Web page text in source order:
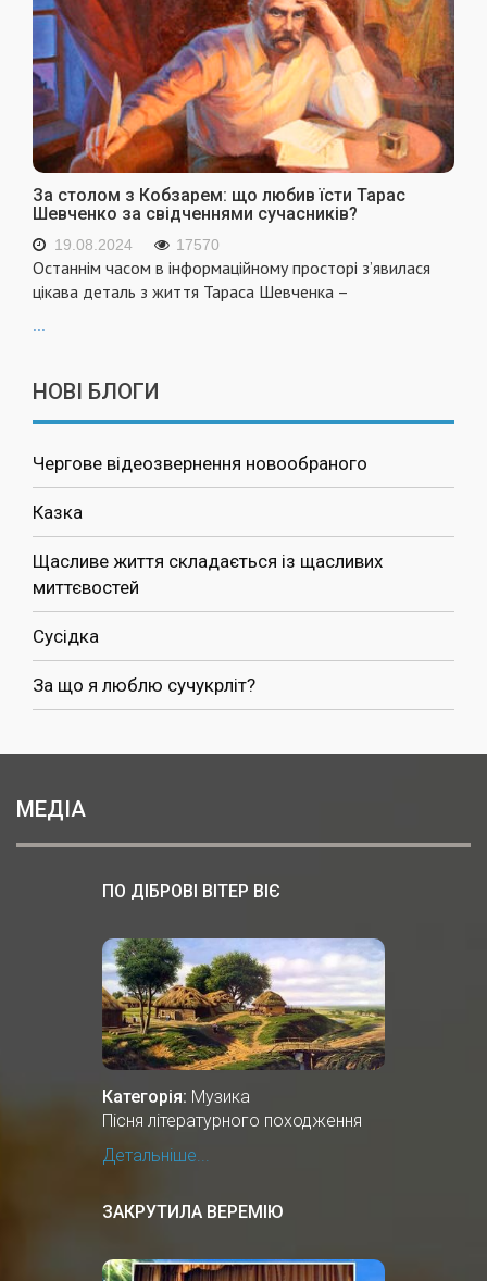
За столом з Кобзарем: що любив їсти Тарас
Шевченко за свідченнями сучасників?
19.08.2024 17570
Останнім часом в інформаційному просторі з’явилася
цікава деталь з життя Тараса Шевченка –
НОВІ БЛОГИ
Чергове відеозвернення новообраного
Казка
Щасливе життя складається із щасливих
миттєвостей
Сусідка
За що я люблю сучукрліт?
МЕДІА
ПО ДІБРОВІ ВІТЕР ВІЄ
Категорія: Музика
Пісня літературного походження
Детальніше...
ЗАКРУТИЛА ВЕРЕМІЮ